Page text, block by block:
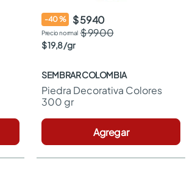
-40%
$ 5940
$ 9900
$19,8/gr
SEMBRAR COLOMBIA
Piedra Decorativa Colores
300 gr
Agregar